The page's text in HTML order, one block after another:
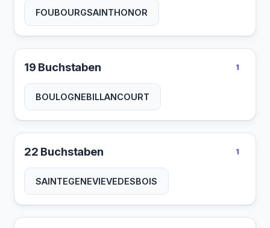
FOUBOURGSAINTHONOR
19 Buchstaben 1
BOULOGNEBILLANCOURT
22 Buchstaben 1
SAINTEGENEVIEVEDESBOIS